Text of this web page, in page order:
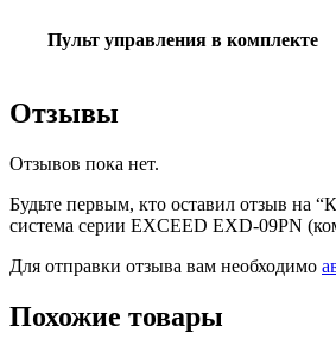
Пульт управления в комплекте
Отзывы
Отзывов пока нет.
Будьте первым, кто оставил отзыв на
система серии EXCEED EXD-09PN
Для отправки отзыва вам необходимо
Похожие товары